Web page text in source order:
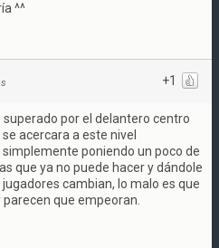
^^
+1
superado por el delantero centro
acercara a este nivel
poniendo un poco de
que ya no puede hacer y dándole
cambian, lo malo es que
que empeoran.